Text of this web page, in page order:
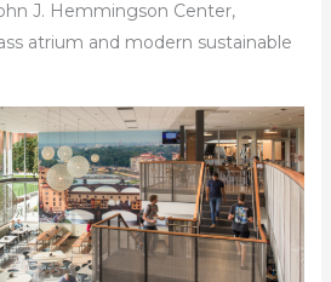
J. Hemmingson Center,
atrium and modern sustainable